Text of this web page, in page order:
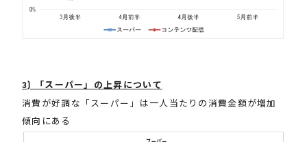
3) 「スーパー」の上昇について
消費が好調な「スーパー」は一人当たりの消費金額が増加
傾向にある